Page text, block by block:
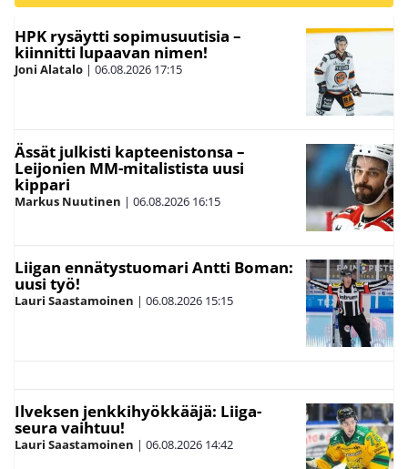
HPK rysäytti sopimusuutisia –
kiinnitti lupaavan nimen!
Joni Alatalo | 06.08.2026 17:15
Ässät julkisti kapteenistonsa –
Leijonien MM-mitalistista uusi
kippari
Markus Nuutinen | 06.08.2026 16:15
Liigan ennätystuomari Antti Boman:
uusi työ!
Lauri Saastamoinen | 06.08.2026 15:15
Ilveksen jenkkihyökkääjä: Liiga-
seura vaihtuu!
Lauri Saastamoinen | 06.08.2026 14:42